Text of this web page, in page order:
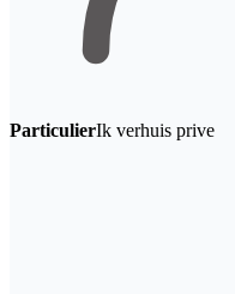
ParticulierIk verhuis prive